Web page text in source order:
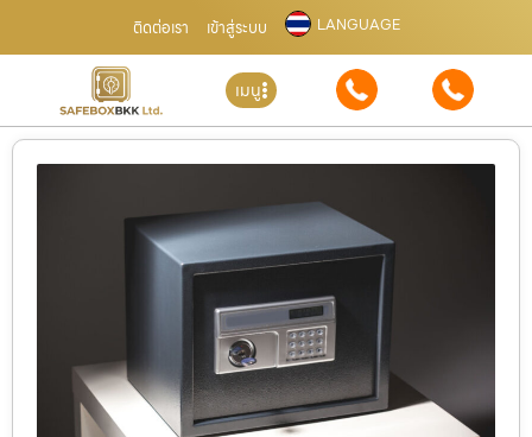
ติดต่อเรา เข้าสู่ระบบ LANGUAGE
เมนู